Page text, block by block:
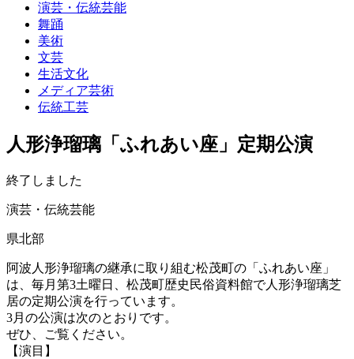
演芸・伝統芸能
舞踊
美術
文芸
生活文化
メディア芸術
伝統工芸
人形浄瑠璃「ふれあい座」定期公演
終了しました
演芸・伝統芸能
県北部
阿波人形浄瑠璃の継承に取り組む松茂町の「ふれあい座」
は、毎月第3土曜日、松茂町歴史民俗資料館で人形浄瑠璃芝
居の定期公演を行っています。
3月の公演は次のとおりです。
ぜひ、ご覧ください。
【演目】